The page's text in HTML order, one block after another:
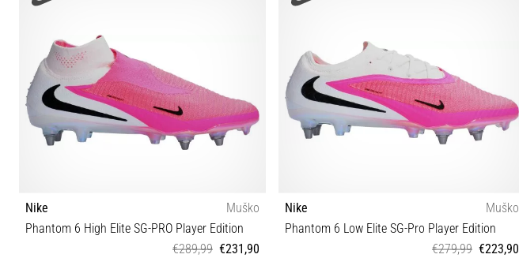
Nike
Muško
Phantom 6 High Elite SG-PRO Player Edition
€289,99 €231,90
Nike
Muško
Phantom 6 Low Elite SG-Pro Player Edition
€279,99 €223,90